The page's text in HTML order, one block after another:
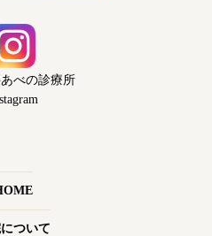
べの診療所
ついて